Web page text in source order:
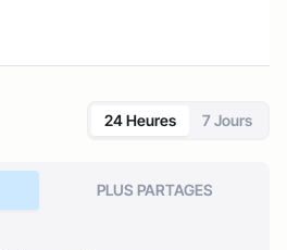
divers, cinéma, expos, livres,
24 Heures 7 Jours
PLUS PARTAGES